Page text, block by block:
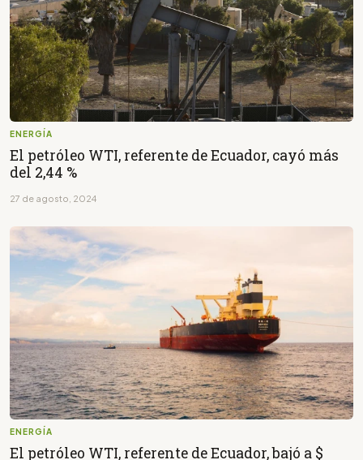
ENERGÍA
El petróleo WTI, referente de Ecuador, cayó más
del 2,44 %
27 de agosto, 2024
ENERGÍA
El petróleo WTI, referente de Ecuador, bajó a $